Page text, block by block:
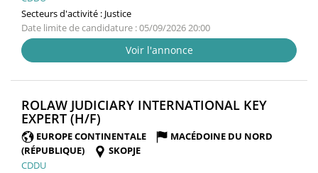
Secteurs d'activité : Justice
Date limite de candidature : 05/09/2026 20:00
Voir l'annonce
ROLAW JUDICIARY INTERNATIONAL KEY
EXPERT (H/F)
FENÊTRE)
EUROPE CONTINENTALE
MACÉDOINE DU NORD
(RÉPUBLIQUE)
SKOPJE
CDDU